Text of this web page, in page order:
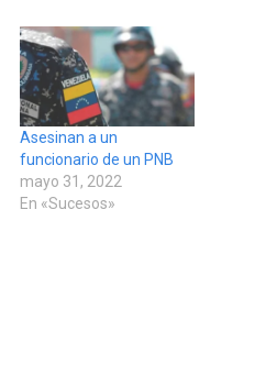
Asesinan a un
funcionario de un PNB
mayo 31, 2022
En «Sucesos»